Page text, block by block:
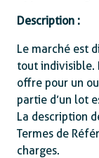
Description :
Le marché est
tout indivisible.
offre pour un
partie d’un lot
La description
Termes de
charges.